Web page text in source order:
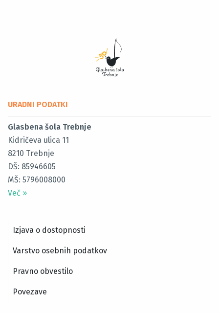
URADNI PODATKI
Glasbena šola Trebnje
Kidričeva ulica 11
8210 Trebnje
DŠ: 85946605
MŠ: 5796008000
Več »
Izjava o dostopnosti
Varstvo osebnih podatkov
Pravno obvestilo
Povezave